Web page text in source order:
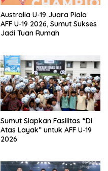
Australia U-19 Juara Piala
AFF U-19 2026, Sumut Sukses
Jadi Tuan Rumah
Sumut Siapkan Fasilitas “Di
Atas Layak” untuk AFF U-19
2026